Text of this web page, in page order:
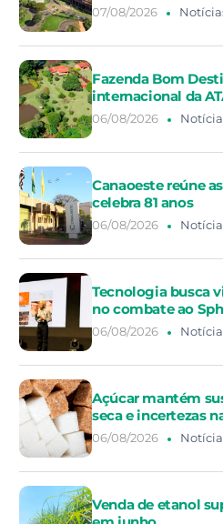
07/08/2026
Fazenda Bom
internacional da
06/08/2026
Canaoeste reúne
celebra 81 anos
06/08/2026
Tecnologia busca
no combate ao
06/08/2026
Açúcar mantém
seca e incertezas
06/08/2026
Venda de etanol